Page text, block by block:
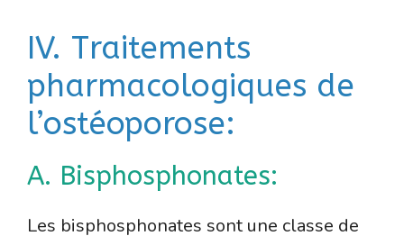
IV. Traitements
pharmacologiques de
l’ostéoporose:
A. Bisphosphonates:
Les bisphosphonates sont une classe de